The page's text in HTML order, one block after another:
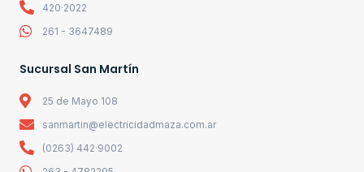
420·2022
261 - 3647489
Sucursal San Martín
25 de Mayo 108
sanmartin@electricidadmaza.com.ar
(0263) 442·9002